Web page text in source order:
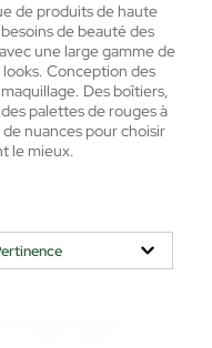
de produits de haute
de beauté des
une large gamme de
Conception des
Des boîtiers,
palettes de rouges à
nuances pour choisir
le mieux.